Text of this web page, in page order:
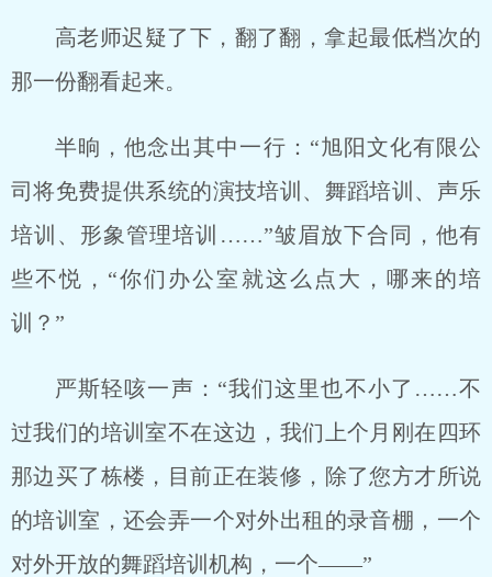
高老师迟疑了下，翻了翻，拿起最低档次的
那一份翻看起来。
半晌，他念出其中一行：“旭阳文化有限公
司将免费提供系统的演技培训、舞蹈培训、声乐
培训、形象管理培训……”皱眉放下合同，他有
些不悦，“你们办公室就这么点大，哪来的培
训？”
严斯轻咳一声：“我们这里也不小了……不
过我们的培训室不在这边，我们上个月刚在四环
那边买了栋楼，目前正在装修，除了您方才所说
的培训室，还会弄一个对外出租的录音棚，一个
对外开放的舞蹈培训机构，一个——”